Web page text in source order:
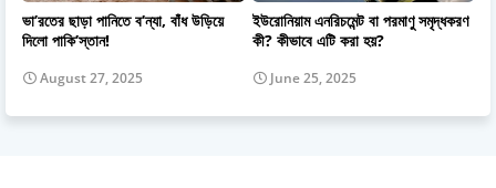
ভা’রতের ছাড়া পানিতে ব’ন্যা, বাঁধ উড়িয়ে
দিলো পাকি’স্তান!
August 27, 2025
ইউরোনিয়াম এনরিচমেন্ট বা পরমাণু সমৃদ্ধকরণ
কী? কীভাবে এটি করা হয়?
June 25, 2025